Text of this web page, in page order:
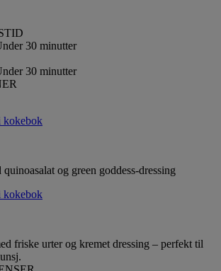
30 minutter
30 minutter
kokebok
kokebok
friske urter og kremet dressing – perfekt til